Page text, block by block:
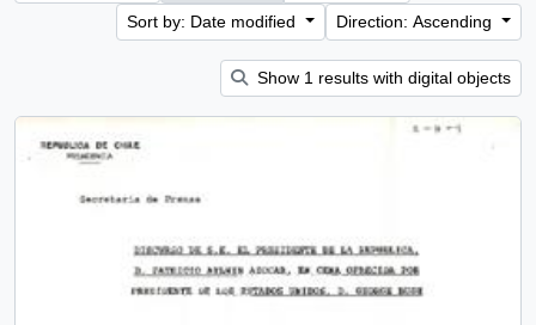
Sort by: Date modified
Direction: Ascending
Show 1 results with digital objects